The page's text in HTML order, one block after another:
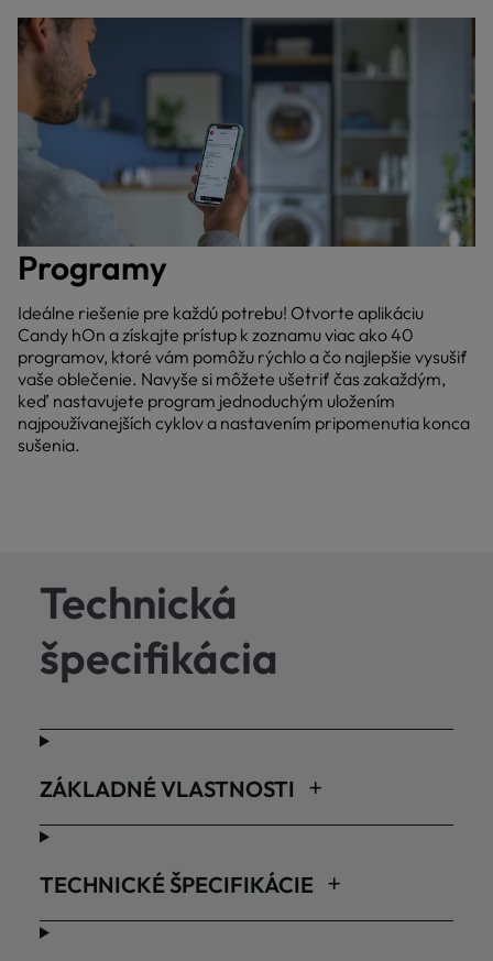
Programy
Ideálne riešenie pre každú potrebu! Otvorte aplikáciu
Candy hOn a získajte prístup k zoznamu viac ako 40
programov, ktoré vám pomôžu rýchlo a čo najlepšie vysušiť
vaše oblečenie. Navyše si môžete ušetriť čas zakaždým,
keď nastavujete program jednoduchým uložením
najpoužívanejších cyklov a nastavením pripomenutia konca
sušenia.
Technická
špecifikácia
ZÁKLADNÉ VLASTNOSTI
TECHNICKÉ ŠPECIFIKÁCIE